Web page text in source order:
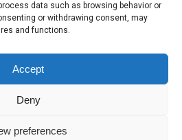
data such as browsing behavior or
or withdrawing consent, may
and functions.
Accept
Deny
preferences